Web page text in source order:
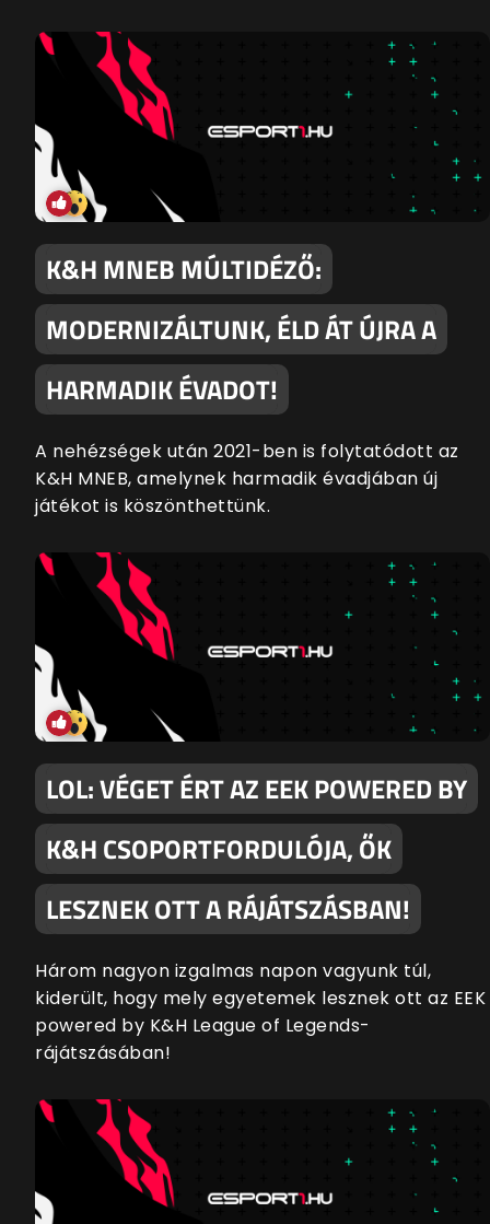
K&H MNEB MÚLTIDÉZŐ:
MODERNIZÁLTUNK, ÉLD ÁT ÚJRA A
HARMADIK ÉVADOT!
A nehézségek után 2021-ben is folytatódott az
K&H MNEB, amelynek harmadik évadjában új
játékot is köszönthettünk.
LOL: VÉGET ÉRT AZ EEK POWERED BY
K&H CSOPORTFORDULÓJA, ŐK
LESZNEK OTT A RÁJÁTSZÁSBAN!
Három nagyon izgalmas napon vagyunk túl,
kiderült, hogy mely egyetemek lesznek ott az EEK
powered by K&H League of Legends-
rájátszásában!